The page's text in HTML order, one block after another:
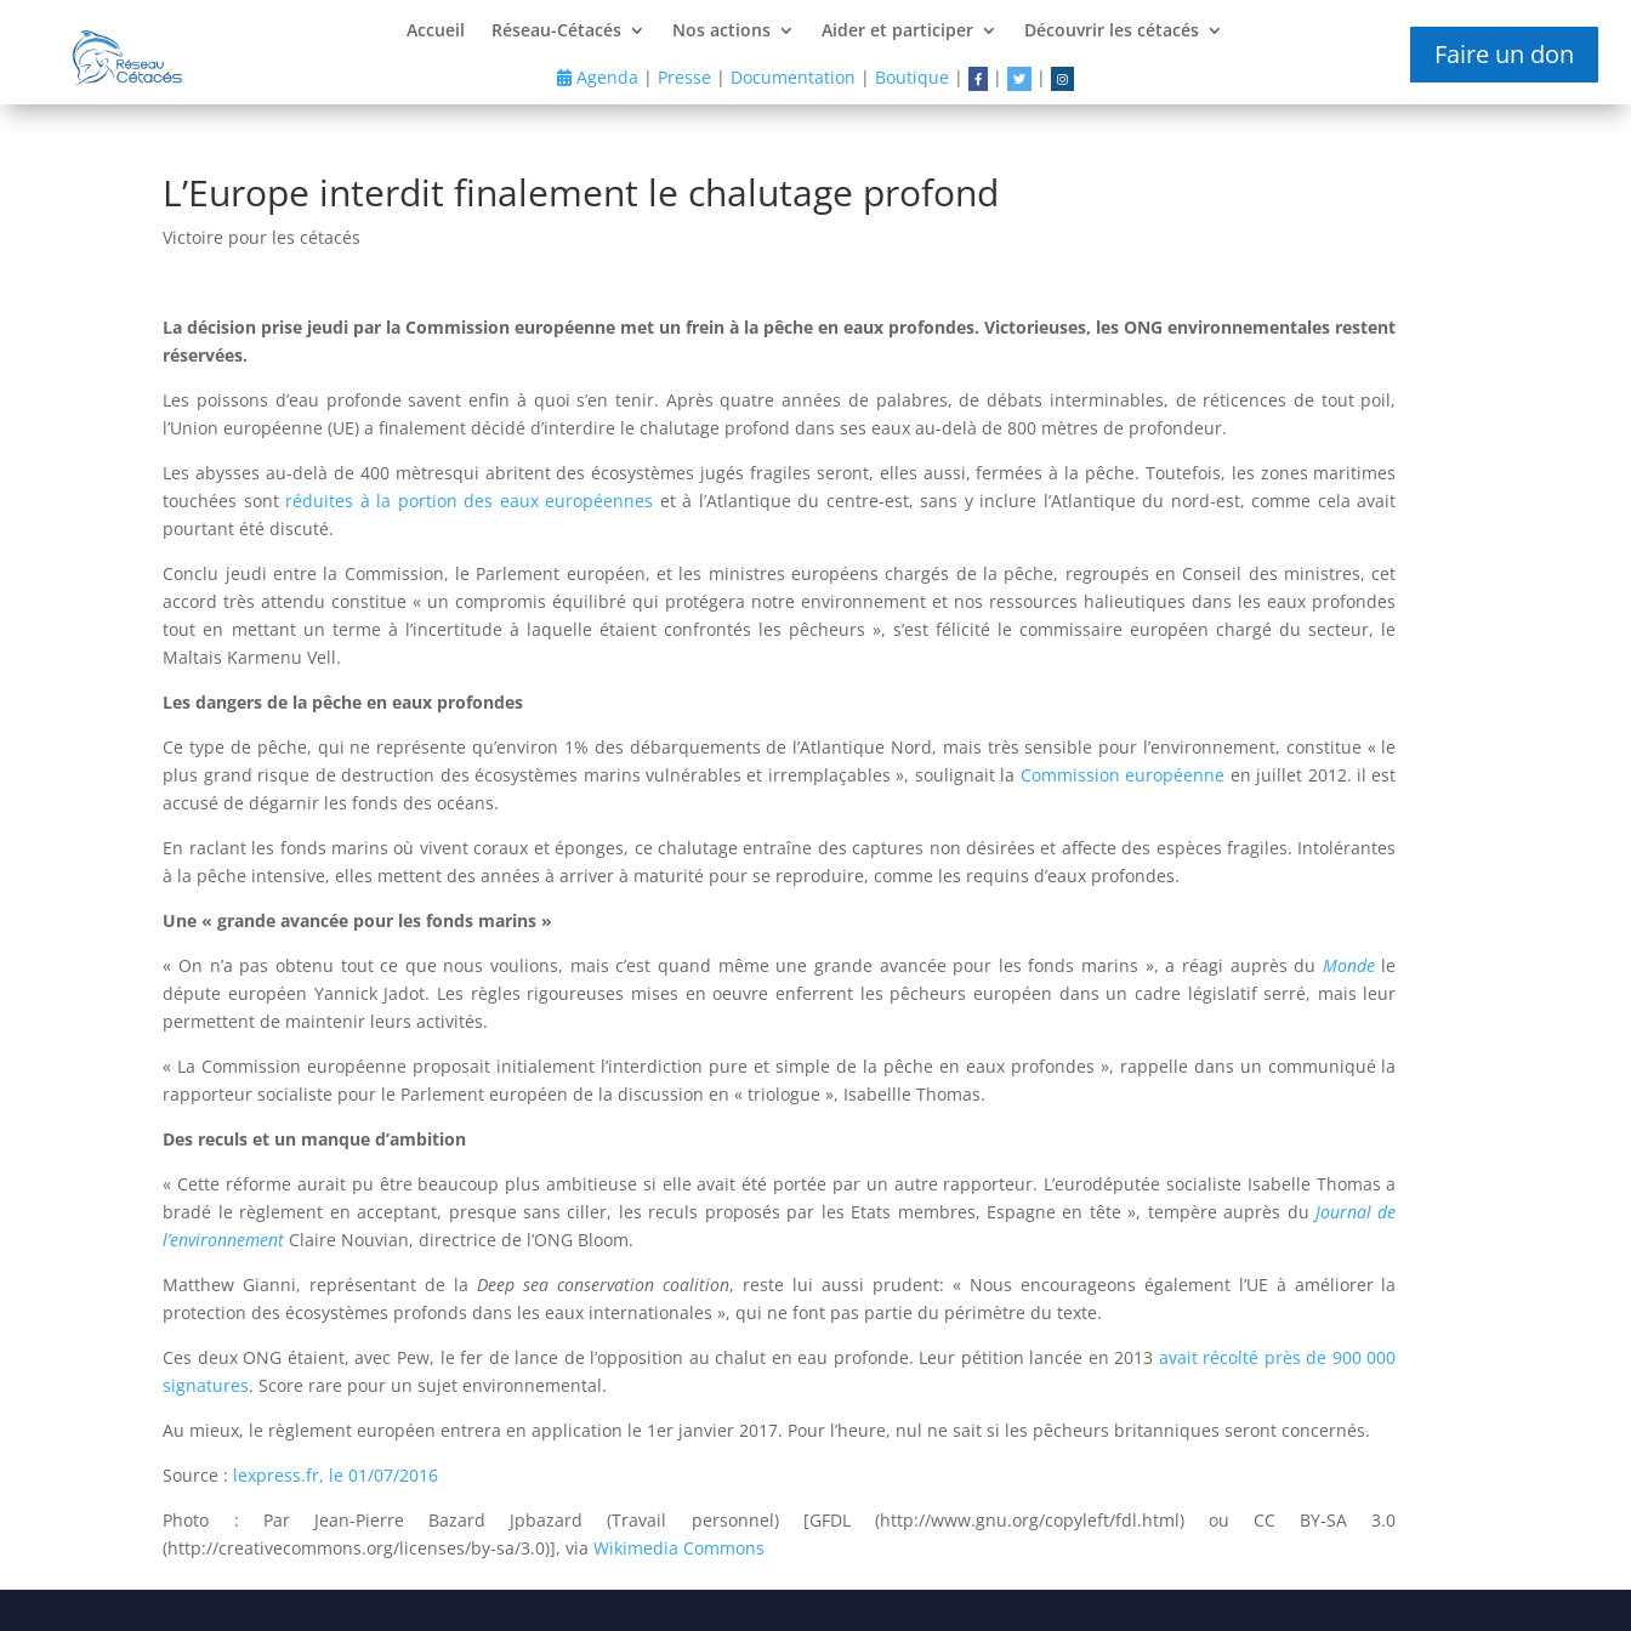
Accueil Réseau-Cétacés Nos actions Aider et participer Découvrir les cétacés
Agenda | Presse| Documentation | Boutique| | |
Faire un don
L’Europe interdit finalement le chalutage profond
Victoire pour les cétacés
La décision prise jeudi par la Commission européenne met un frein à la pêche en eaux profondes. Victorieuses, les ONG environnementales restent
réservées.
Les poissons d’eau profonde savent enfin à quoi s’en tenir. Après quatre années de palabres, de débats interminables, de réticences de tout poil,
l’Union européenne (UE) a finalement décidé d’interdire le chalutage profond dans ses eaux au-delà de 800 mètres de profondeur.
Les abysses au-delà de 400 mètresqui abritent des écosystèmes jugés fragiles seront, elles aussi, fermées à la pêche. Toutefois, les zones maritimes
touchées sont réduites à la portion des eaux européennes et à l’Atlantique du centre-est, sans y inclure l’Atlantique du nord-est, comme cela avait
pourtant été discuté.
Conclu jeudi entre la Commission, le Parlement européen, et les ministres européens chargés de la pêche, regroupés en Conseil des ministres, cet
accord très attendu constitue « un compromis équilibré qui protégera notre environnement et nos ressources halieutiques dans les eaux profondes
tout en mettant un terme à l’incertitude à laquelle étaient confrontés les pêcheurs », s’est félicité le commissaire européen chargé du secteur, le
Maltais Karmenu Vell.
Les dangers de la pêche en eaux profondes
Ce type de pêche, qui ne représente qu’environ 1% des débarquements de l’Atlantique Nord, mais très sensible pour l’environnement, constitue « le
plus grand risque de destruction des écosystèmes marins vulnérables et irremplaçables », soulignait la Commission européenne en juillet 2012. il est
accusé de dégarnir les fonds des océans.
En raclant les fonds marins où vivent coraux et éponges, ce chalutage entraîne des captures non désirées et affecte des espèces fragiles. Intolérantes
à la pêche intensive, elles mettent des années à arriver à maturité pour se reproduire, comme les requins d’eaux profondes.
Une « grande avancée pour les fonds marins »
« On n’a pas obtenu tout ce que nous voulions, mais c’est quand même une grande avancée pour les fonds marins », a réagi auprès du Monde le
députe européen Yannick Jadot. Les règles rigoureuses mises en oeuvre enferrent les pêcheurs européen dans un cadre législatif serré, mais leur
permettent de maintenir leurs activités.
« La Commission européenne proposait initialement l’interdiction pure et simple de la pêche en eaux profondes », rappelle dans un communiqué la
rapporteur socialiste pour le Parlement européen de la discussion en « triologue », Isabellle Thomas.
Des reculs et un manque d’ambition
« Cette réforme aurait pu être beaucoup plus ambitieuse si elle avait été portée par un autre rapporteur. L’eurodéputée socialiste Isabelle Thomas a
bradé le règlement en acceptant, presque sans ciller, les reculs proposés par les Etats membres, Espagne en tête », tempère auprès duJournal de
l’environnement Claire Nouvian, directrice de l’ONG Bloom.
Matthew Gianni, représentant de laDeep sea conservation coalition, reste lui aussi prudent: « Nous encourageons également l’UE à améliorer la
protection des écosystèmes profonds dans les eaux internationales », qui ne font pas partie du périmètre du texte.
Ces deux ONG étaient, avec Pew, le fer de lance de l’opposition au chalut en eau profonde. Leur pétition lancée en 2013 avait récolté près de 900 000
signatures. Score rare pour un sujet environnemental.
Au mieux, le règlement européen entrera en application le 1er janvier 2017. Pour l’heure, nul ne sait si les pêcheurs britanniques seront concernés.
Source : lexpress.fr, le 01/07/2016
Photo : Par Jean-Pierre Bazard Jpbazard (Travail personnel) [GFDL (http://www.gnu.org/copyleft/fdl.html) ou CC BY-SA 3.0
(http://creativecommons.org/licenses/by-sa/3.0)], viaWikimedia Commons